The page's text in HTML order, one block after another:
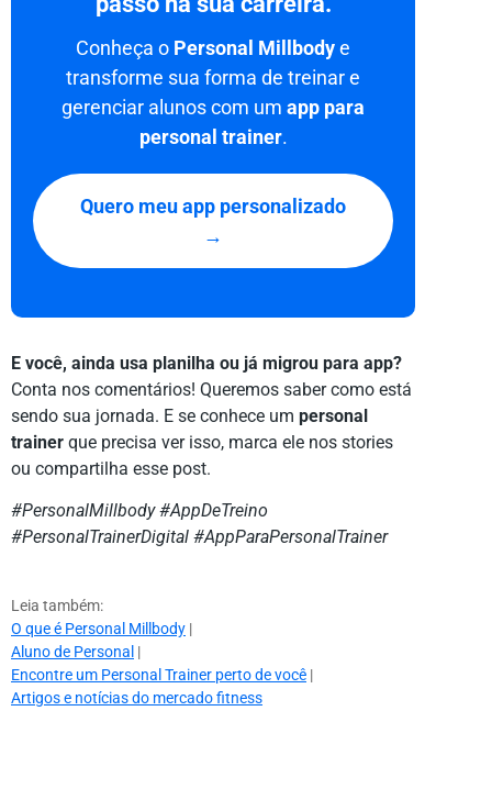
Conheça o Personal Millbodye
transforme sua forma de treinar e
gerenciar alunos com um app para
personal trainer.
Quero meu app personalizado
→
E você, ainda usa planilha ou já migrou para app?
Conta nos comentários! Queremos saber como está
sendo sua jornada. E se conhece um personal
trainer que precisa ver isso, marca ele nos stories
ou compartilha esse post.
#PersonalMillbody #AppDeTreino
#PersonalTrainerDigital #AppParaPersonalTrainer
Leia também:
O que é Personal Millbody |
Aluno de Personal |
Encontre um Personal Trainer perto de você |
Artigos e notícias do mercado fitness